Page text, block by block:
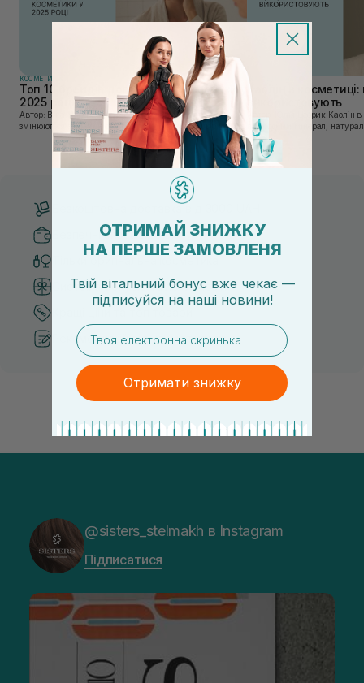
КОСМЕТИКА
Топ 10 брендів доглядової косметики у
2025 році
Автор: Віка Нагорна У сучасному світі, де тренди
змінюються зі швидкістю світла, а ринок популярної
косметики переповнений новими пропозиціями, вибір
засобу для себе стає справжнім викликом. 2025 р...
Каолін в
використовують
Автор: Юлія Цебрик Каолін в косметології – це
природний мінерал,
безліч переваг для шкіри
завдяки великій кількості
Безкоштовна доставка від 3000 UAH
Безпечні способи оплати
Система бонусів та лояльності
Рекомендації від косметологів
@sisters_stelmakh в Instagram
Підписатися
ОТРИМАЙ ЗНИЖКУ
НА ПЕРШЕ ЗАМОВЛЕНЯ
Твій вітальний бонус вже чекає —
підписуйся на наші новини!
email
Отримати знижку